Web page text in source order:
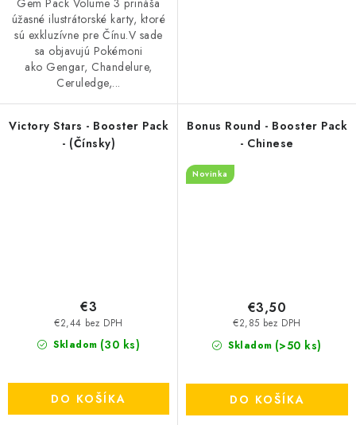
úžasné ilustrátorské karty, ktoré
sú exkluzívne pre Čínu.V sade
sa objavujú Pokémoni
ako Gengar, Chandelure,
Ceruledge,...
Victory Stars - Booster Pack
- (Čínsky)
Skladom (30 ks)
€2,44 bez DPH
€3
DO KOŠÍKA
Bonus Round - Booster Pack
- Chinese
Novinka
Skladom (>50 ks)
€2,85 bez DPH
€3,50
DO KOŠÍKA